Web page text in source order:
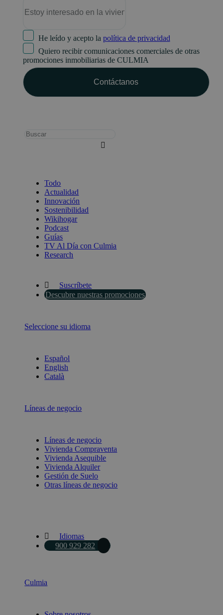
He leído y acepto la política de privacidad
Quiero recibir comunicaciones comerciales de otras
promociones inmobiliarias de CULMIA
Busca:
Todo
Actualidad
Innovación
Sostenibilidad
Wikihogar
Podcast
Guías
TV Al Día con Culmia
Research
Suscríbete
Descubre nuestras promociones
Seleccione su idioma
Español
English
Català
Líneas de negocio
Líneas de negocio
Vivienda Compraventa
Vivienda Asequible
Vivienda Alquiler
Gestión de Suelo
Otras líneas de negocio
Idiomas
900 929 282
Culmia